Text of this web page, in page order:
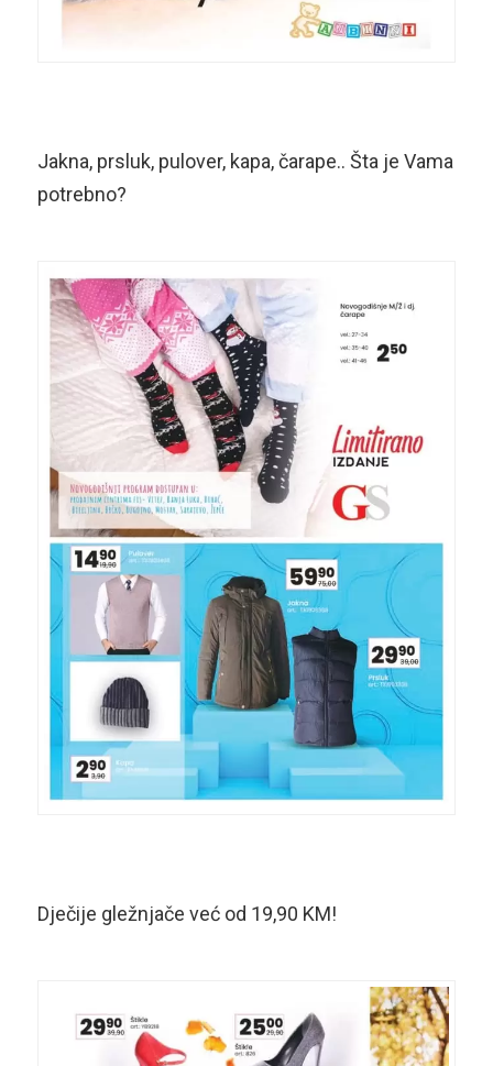
Jakna, prsluk, pulover, kapa, čarape.. Šta je Vama
potrebno?
Dječije gležnjače već od 19,90 KM!